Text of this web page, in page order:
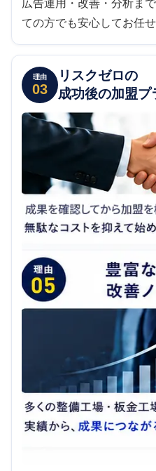
広告運用・改善・分析まで
ての方でも安心してお任
理由
03
リスクゼロの
成功後の加盟プ